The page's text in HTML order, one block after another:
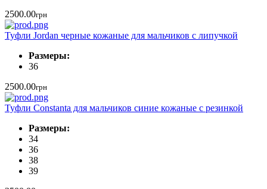
2500.00грн
Туфли Jordan черные кожаные для мальчиков с липучкой
Размеры:
36
2500.00грн
Туфли Constanta для мальчиков синие кожаные с резинкой
Размеры:
34
36
38
39